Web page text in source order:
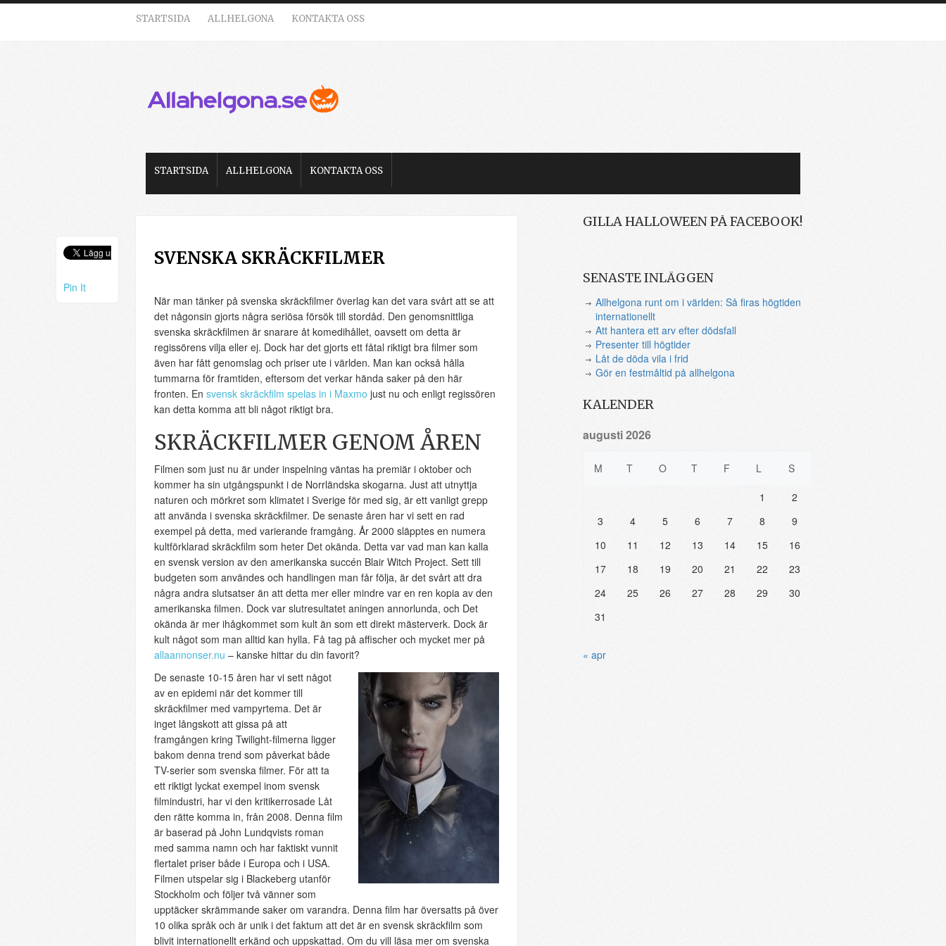
STARTSIDA ALLHELGONA KONTAKTA OSS
STARTSIDA ALLHELGONA KONTAKTA OSS
SVENSKA SKRÄCKFILMER
När man tänker på svenska skräckfilmer överlag kan det vara svårt att se att
det någonsin gjorts några seriösa försök till stordåd. Den genomsnittliga
svenska skräckfilmen är snarare åt komedihållet, oavsett om detta är
regissörens vilja eller ej. Dock har det gjorts ett fåtal riktigt bra filmer som
även har fått genomslag och priser ute i världen. Man kan också hålla
tummarna för framtiden, eftersom det verkar hända saker på den här
fronten. En svensk skräckfilm spelas in i Maxmo just nu och enligt regissören
kan detta komma att bli något riktigt bra.
SKRÄCKFILMER GENOM ÅREN
Filmen som just nu är under inspelning väntas ha premiär i oktober och
kommer ha sin utgångspunkt i de Norrländska skogarna. Just att utnyttja
naturen och mörkret som klimatet i Sverige för med sig, är ett vanligt grepp
att använda i svenska skräckfilmer. De senaste åren har vi sett en rad
exempel på detta, med varierande framgång. År 2000 släpptes en numera
kultförklarad skräckfilm som heter Det okända. Detta var vad man kan kalla
en svensk version av den amerikanska succén Blair Witch Project. Sett till
budgeten som användes och handlingen man får följa, är det svårt att dra
några andra slutsatser än att detta mer eller mindre var en ren kopia av den
amerikanska filmen. Dock var slutresultatet aningen annorlunda, och Det
okända är mer ihågkommet som kult än som ett direkt mästerverk. Dock är
kult något som man alltid kan hylla. Få tag på affischer och mycket mer på
allaannonser.nu – kanske hittar du din favorit?
De senaste 10-15 åren har vi sett något
av en epidemi när det kommer till
skräckfilmer med vampyrtema. Det är
inget långskott att gissa på att
framgången kring Twilight-filmerna ligger
bakom denna trend som påverkat både
TV-serier som svenska filmer. För att ta
ett riktigt lyckat exempel inom svensk
filmindustri, har vi den kritikerrosade Låt
den rätte komma in, från 2008. Denna film
är baserad på John Lundqvists roman
med samma namn och har faktiskt vunnit
flertalet priser både i Europa och i USA.
Filmen utspelar sig i Blackeberg utanför
Stockholm och följer två vänner som
upptäcker skrämmande saker om varandra. Denna film har översatts på över
10 olika språk och är unik i det faktum att det är en svensk skräckfilm som
blivit internationellt erkänd och uppskattad. Om du vill läsa mer om svenska
Pin It
GILLA HALLOWEEN PÅ FACEBOOK!
SENASTE INLÄGGEN
Allhelgona runt om i världen: Så firas högtiden
internationellt
Att hantera ett arv efter dödsfall
Presenter till högtider
Låt de döda vila i frid
Gör en festmåltid på allhelgona
KALENDER
augusti 2026
M T O T F L S
1
2
3
4 5 6 7 8
9
10
11 12 13 14 15
16
17
18 19 20 21 22
23
24
25 26 27 28 29
30
31
« apr